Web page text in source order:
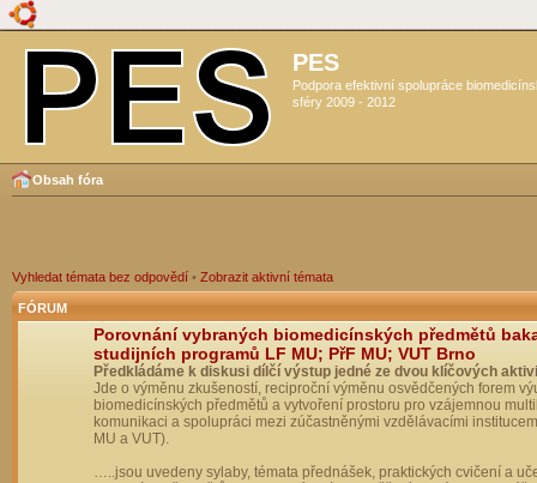
PES
Podpora efektivní spolupráce
sféry 2009 - 2012
Obsah fóra
Vyhledat témata bez odpovědí • Zobrazit aktivní témata
FÓRUM
Porovnání vybraných biomedicínských předmětů
studijních programů LF MU; PřF MU; VUT Brno
Předkládáme k diskusi dílčí výstup jedné ze dvou klíčových
Jde o výměnu zkušeností, reciproční výměnu osvědčených forem
biomedicínských předmětů a vytvoření prostoru pro vzájemnou
komunikaci a spolupráci mezi zúčastněnými vzdělávacími
MU a VUT).
…..jsou uvedeny sylaby, témata přednášek, praktických cvičení a